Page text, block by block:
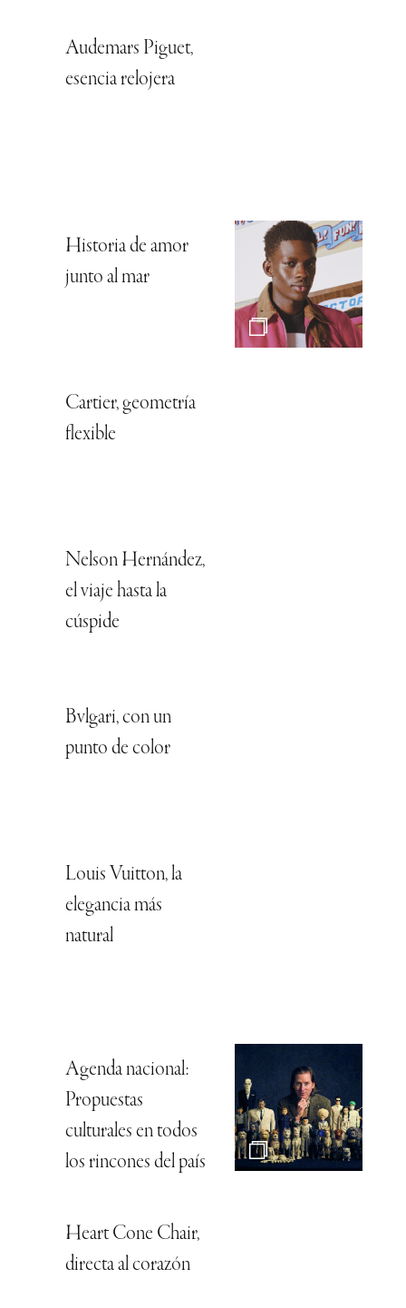
Audemars Piguet,
esencia relojera
Historia de amor
junto al mar
Cartier, geometría
flexible
Nelson Hernández,
el viaje hasta la
cúspide
Bvlgari, con un
punto de color
Louis Vuitton, la
elegancia más
natural
Agenda nacional:
Propuestas
culturales en todos
los rincones del país
Heart Cone Chair,
directa al corazón